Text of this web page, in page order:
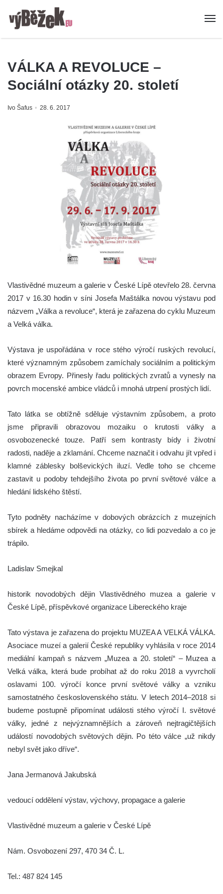
VÁLKA A REVOLUCE –
Sociální otázky 20. století
Ivo Šafus 28. 6. 2017
Vlastivědné muzeum a galerie v České Lípě otevřelo 28. června
2017 v 16.30 hodin v síni Josefa Maštálka novou výstavu pod
názvem „Válka a revoluce“, která je zařazena do cyklu Muzeum
a Velká válka.
Výstava je uspořádána v roce stého výročí ruských revolucí,
které významným způsobem zamíchaly sociálním a politickým
obrazem Evropy. Přinesly řadu politických zvratů a vynesly na
povrch mocenské ambice vládců i mnohá utrpení prostých lidí.
Tato látka se obtížně sděluje výstavním způsobem, a proto
jsme připravili obrazovou mozaiku o krutosti války a
osvobozenecké touze. Patří sem kontrasty bídy i životní
radosti, naděje a zklamání. Chceme naznačit i odvahu jít vpřed i
klamné záblesky bolševických iluzí. Vedle toho se chceme
zastavit u podoby tehdejšího života po první světové válce a
hledání lidského štěstí.
Tyto podněty nacházíme v dobových obrázcích z muzejních
sbírek a hledáme odpovědi na otázky, co lidi pozvedalo a co je
trápilo.
Ladislav Smejkal
historik novodobých dějin Vlastivědného muzea a galerie v
České Lípě, příspěvkové organizace Libereckého kraje
Tato výstava je zařazena do projektu MUZEA A VELKÁ VÁLKA.
Asociace muzeí a galerií České republiky vyhlásila v roce 2014
mediální kampaň s názvem „Muzea a 20. století“ – Muzea a
Velká válka, která bude probíhat až do roku 2018 a vyvrcholí
oslavami 100. výročí konce první světové války a vzniku
samostatného československého státu. V letech 2014–2018 si
budeme postupně připomínat události stého výročí I. světové
války, jedné z nejvýznamnějších a zároveň nejtragičtějších
událostí novodobých světových dějin. Po této válce „už nikdy
nebyl svět jako dříve“.
Jana Jermanová Jakubská
vedoucí oddělení výstav, výchovy, propagace a galerie
Vlastivědné muzeum a galerie v České Lípě
Nám. Osvobození 297, 470 34 Č. L.
Tel.: 487 824 145